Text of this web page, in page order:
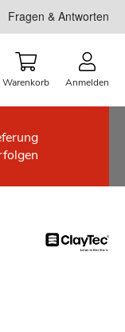
Fragen & Antworten
Warenkorb Anmelden